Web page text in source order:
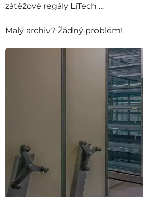
zátěžové regály LiTech …
Malý archiv? Žádný problém!